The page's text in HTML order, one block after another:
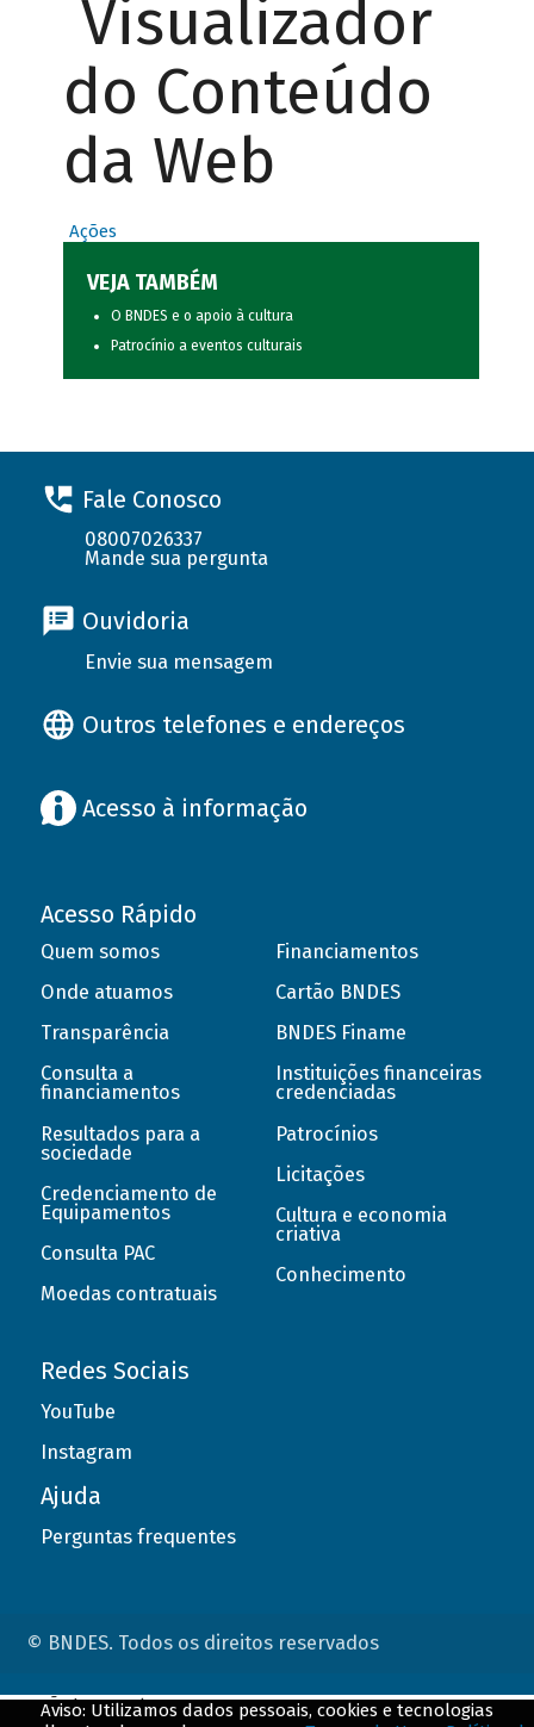
Visualizador
do Conteúdo
da Web
Ações
VEJA TAMBÉM
O BNDES e o apoio à cultura
Patrocínio a eventos culturais
Fale Conosco
08007026337
Mande sua pergunta
Ouvidoria
Envie sua mensagem
Outros telefones e endereços
Acesso à informação
Acesso Rápido
Quem somos
Onde atuamos
Transparência
Consulta a
financiamentos
Resultados para a
sociedade
Credenciamento de
Equipamentos
Consulta PAC
Moedas contratuais
Financiamentos
Cartão BNDES
BNDES Finame
Instituições financeiras
credenciadas
Patrocínios
Licitações
Cultura e economia
criativa
Conhecimento
Redes Sociais
YouTube
Instagram
Ajuda
Perguntas frequentes
© BNDES. Todos os direitos reservados
Aviso: Utilizamos dados pessoais, cookies e tecnologias
ConteÃºdo complementar